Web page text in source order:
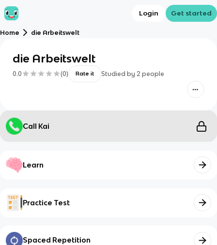
Login Get started
Home die Arbeitswelt
die Arbeitswelt
0.0 (0) Rate it Studied by 2 people
Call Kai
Learn
Practice Test
Spaced Repetition